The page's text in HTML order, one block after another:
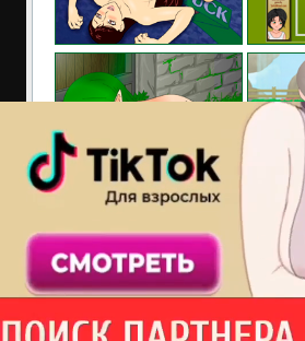
Сайт содержит материалы
для взрослых. Находясь на сайте
что Вам 18 лет и более. Если Вам
сайт!
порно флеш игры